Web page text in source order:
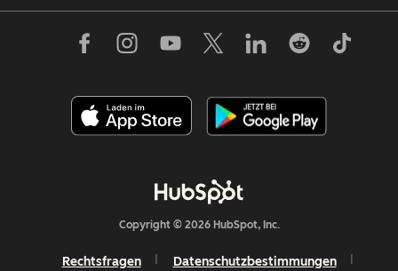
Copyright © 2026 HubSpot, Inc.
Rechtsfragen Datenschutzbestimmungen